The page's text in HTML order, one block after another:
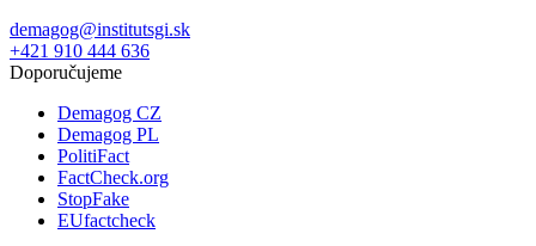
demagog@institutsgi.sk
+421 910 444 636
Doporučujeme
Demagog CZ
Demagog PL
PolitiFact
FactCheck.org
StopFake
EUfactcheck